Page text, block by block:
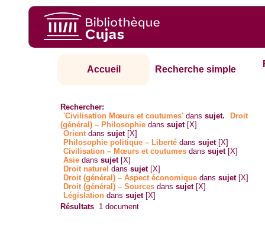
Accueil Recherche simple
Rechercher:
'Civilisation Mœurs et coutumes' danssujet.
Droit
(général) – Philosophie danssujet [X]
Orientdanssujet [X]
Philosophie politique – Liberté danssujet [X]
Civilisation – Mœurs et coutumes danssujet [X]
Asie danssujet [X]
Droit naturel danssujet [X]
Droit (général) – Aspect économique danssujet [X]
Droit (général) – Sources danssujet [X]
Législation danssujet [X]
Résultats 1 document